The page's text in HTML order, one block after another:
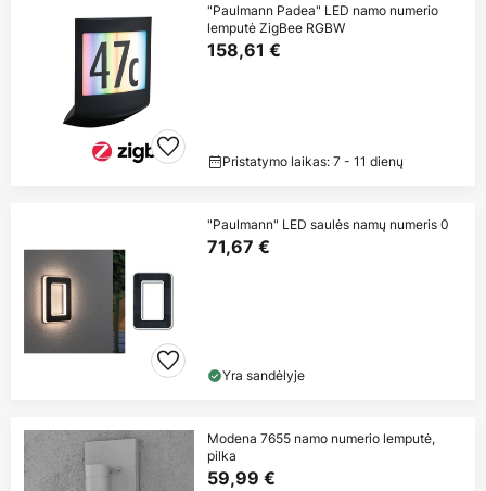
"Paulmann Padea" LED namo numerio
lemputė ZigBee RGBW
158,61 €
Pristatymo laikas: 7 - 11 dienų
"Paulmann" LED saulės namų numeris 0
71,67 €
Yra sandėlyje
Modena 7655 namo numerio lemputė,
pilka
59,99 €